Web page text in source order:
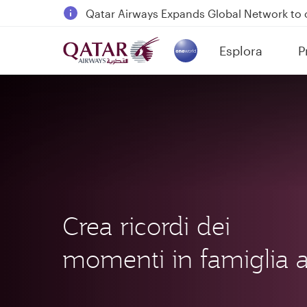
18 June 2026: Updates on Travelling with
6 August 2026: Qatar Airways flight
Qatar Airways Expands Global Network to
Esplora
(active)
Crea ricordi dei
momenti in famiglia